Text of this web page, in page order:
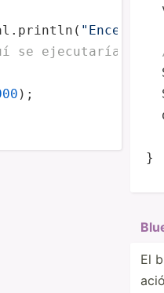
celsious
println ( "Encendido"
se ejecutarían las
);
}
El